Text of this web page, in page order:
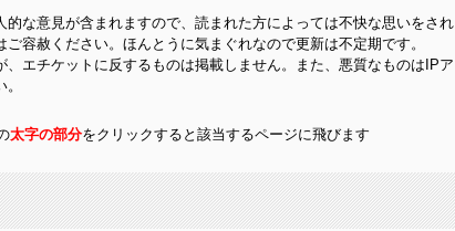
な意見が含まれますので、読まれた方によっては不快な思いをされ
容赦ください。ほんとうに気まぐれなので更新は不定期です。
、エチケットに反するものは掲載しません。また、悪質なものはIPア
太字の部分をクリックすると該当するページに飛びます